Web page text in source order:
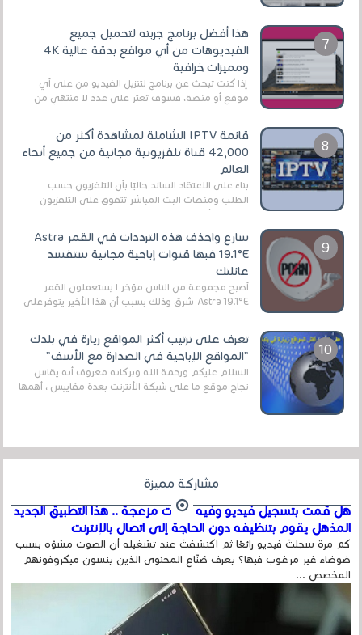
هذا أفضل برنامج جربته لتحميل جميع
الفيديوهات من أي مواقع بدقة عالية 4K
ومميزات خرافية
إذا كنت تبحث عن برنامج لتنزيل الفيديو من على أي
موقع أو منصة، فسوف تعثر على عدد لا منتهي من
قائمة IPTV الشاملة لمشاهدة أكثر من
42,000 قناة تلفزيونية مجانية من جميع أنحاء
العالم
بناءً على الاعتقاد السائد حاليًا بأن التلفزيون حسب
الطلب ومنصات البث المباشر تتفوق على التلفزيون
الرقمي الأرضي التقليدي، يُعدّ IPTV-org خيار...
سارع واحذف هذه الترددات في القمر Astra
19.1°E فبها قنوات إباحية مجانية ستفسد
عائلتك
أصبح مجموعة من الناس مؤخر ا يستعملون القمر
Astra 19.1°E شرق وذلك بسبب أن هذا الأخير يتوفرعلى
تعرف على ترتيب أكثر المواقع زيارة في بلدك
"المواقع الإباحية في الصدارة مع الأسف"
السلام عليكم ورحمة الله وبركاته معروف أنه يقاس
نجاح موقع ما على شبكة الأنترنت بعدة مقاييس ، أهمها
مشاركة مميزة
هل قمت بتسجيل فيديو وفيه أصوت مزعجة .. هذا التطبيق الجديد
المذهل يقوم بتنظيفه دون الحاجة إلى اتصال بالإنترنت
كم مرة سجلتَ فيديو رائعًا ثم اكتشفتَ عند تشغيله أن الصوت مشوّه بسبب
ضوضاء غير مرغوب فيها؟ يعرف صُنّاع المحتوى الذين ينسون ميكروفونهم
المخصص ...